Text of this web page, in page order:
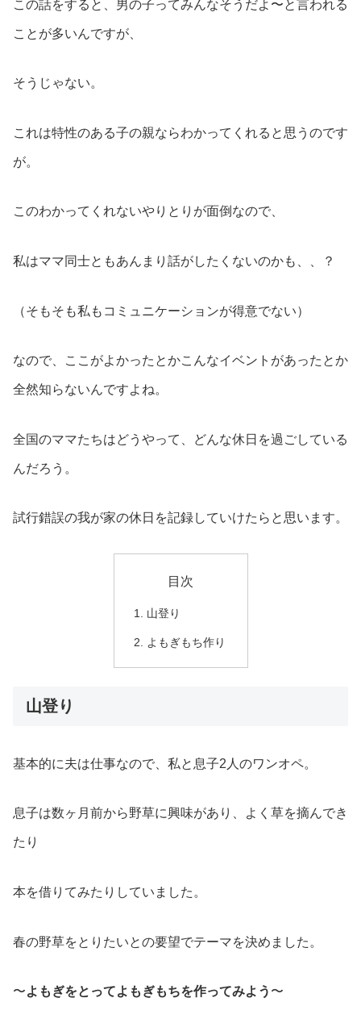
この話をすると、男の子ってみんなそうだよ〜と言われる
ことが多いんですが、
そうじゃない。
これは特性のある子の親ならわかってくれると思うのです
が。
このわかってくれないやりとりが面倒なので、
私はママ同士ともあんまり話がしたくないのかも、、？
（そもそも私もコミュニケーションが得意でない）
なので、ここがよかったとかこんなイベントがあったとか
全然知らないんですよね。
全国のママたちはどうやって、どんな休日を過ごしている
んだろう。
試行錯誤の我が家の休日を記録していけたらと思います。
目次
山登り
よもぎもち作り
山登り
基本的に夫は仕事なので、私と息子2人のワンオペ。
息子は数ヶ月前から野草に興味があり、よく草を摘んでき
たり
本を借りてみたりしていました。
春の野草をとりたいとの要望でテーマを決めました。
〜よもぎをとってよもぎもちを作ってみよう 〜